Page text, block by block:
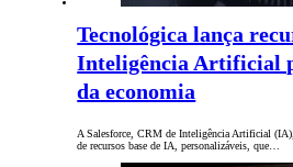
Tecnológica lança
Inteligência Artificial
da economia
A Salesforce, CRM de Inteligência Artificial
de recursos base de IA, personalizáveis, que…